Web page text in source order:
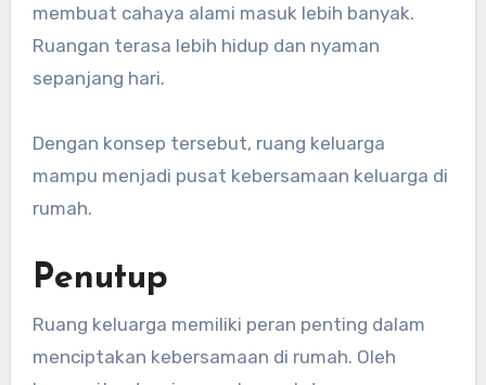
membuat cahaya alami masuk lebih banyak.
Ruangan terasa lebih hidup dan nyaman
sepanjang hari.
Dengan konsep tersebut, ruang keluarga
mampu menjadi pusat kebersamaan keluarga di
rumah.
Penutup
Ruang keluarga memiliki peran penting dalam
menciptakan kebersamaan di rumah. Oleh